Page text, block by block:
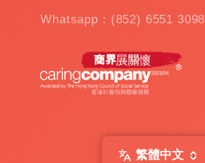
Whatsapp：(852) 6551 3098
繁體中文